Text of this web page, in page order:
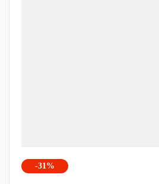
-31%